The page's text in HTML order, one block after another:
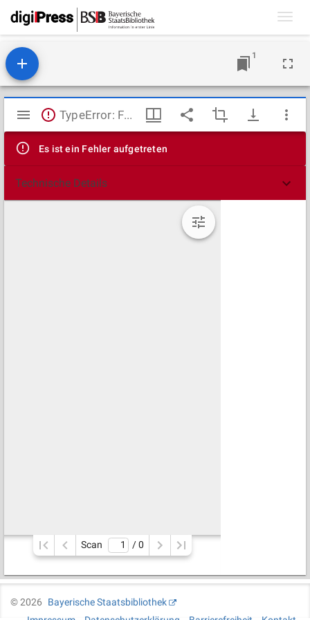
1
Mirador
Viewer
TypeError: Failed to fetch
Es ist ein Fehler aufgetreten
Technische Details
Scan / 0
©2026
Bayerische Staatsbibliothek